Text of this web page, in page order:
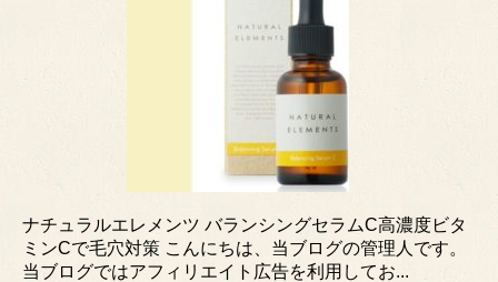
ナチュラルエレメンツ バランシングセラムC高濃度ビタ
ミンCで毛穴対策 こんにちは、当ブログの管理人です。
当ブログではアフィリエイト広告を利用してお...